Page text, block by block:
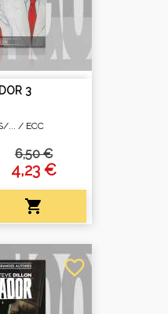
3
... / ECC
6,50 €
4,23 €

favorite_border